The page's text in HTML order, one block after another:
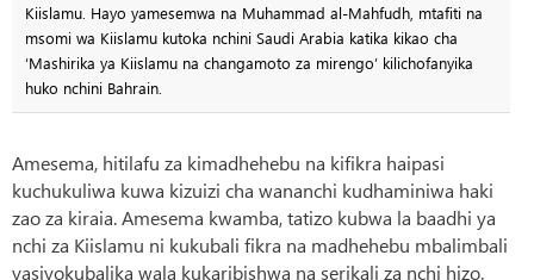
Kiislamu. Hayo yamesemwa na Muhammad al-Mahfudh, mtafiti na
msomi wa Kiislamu kutoka nchini Saudi Arabia katika kikao cha
‘Mashirika ya Kiislamu na changamoto za mirengo’ kilichofanyika
huko nchini Bahrain.
Amesema, hitilafu za kimadhehebu na kifikra haipasi
kuchukuliwa kuwa kizuizi cha wananchi kudhaminiwa haki
zao za kiraia. Amesema kwamba, tatizo kubwa la baadhi ya
nchi za Kiislamu ni kukubali fikra na madhehebu mbalimbali
yasiyokubalika wala kukaribishwa na serikali za nchi hizo.